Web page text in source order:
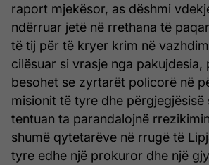
raport mjekësor, as dëshmi
ndërruar jetë në rrethana të
të tij për të kryer krim në
cilësuar si vrasje nga pakujdesia,
besohet se zyrtarët policorë në
misionit të tyre dhe përgjegjësisë
tentuan ta parandalojnë
shumë qytetarëve në rrugë të
tyre edhe një prokuror dhe një